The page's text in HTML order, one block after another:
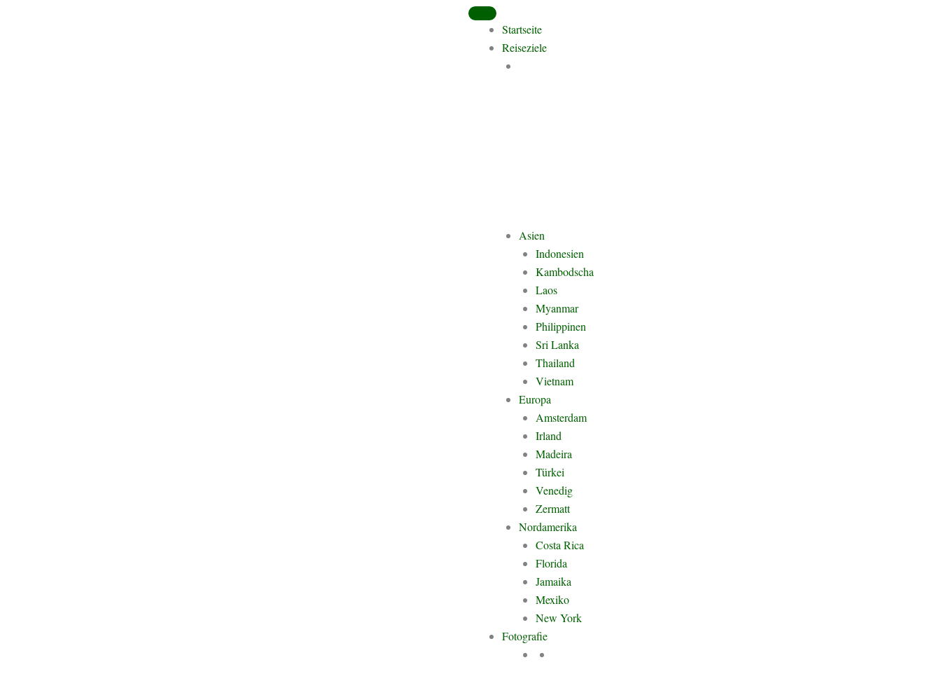
Startseite
Reiseziele
Asien
Indonesien
Kambodscha
Laos
Myanmar
Philippinen
Sri Lanka
Thailand
Vietnam
Europa
Amsterdam
Irland
Madeira
Türkei
Venedig
Zermatt
Nordamerika
Costa Rica
Florida
Jamaika
Mexiko
New York
Fotografie
hat mich nicht nur wegen seiner Strände begeistert, sondern vor allem wegen seiner Energie. Diese Insel lebt in Farben, Rhythmen und Begegnungen. Ich war unterwegs in
Montego Bay, Ocho Rios, Port Antonio, Kingston und Negril. Dabei sind viele Momentaufnahmen entstanden: Von türkisfarbenem Wasser, Reggae-Vibes, dramatischen Küsten, stillen
Buchten, Wasserfällen und Palmen, die sich im Wind wiegen. Die Fotos dieser Jamaika Galerie zeigen nicht nur klassische Postkartenmotive. Sie erzählen vom Alltag auf der Insel, von
offenen Menschen und einem Gefühl von Freiheit.